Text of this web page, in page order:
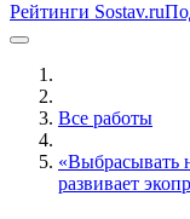
Рейтинги Sostav.ru
Все работы
«Выбрасывать
развивает